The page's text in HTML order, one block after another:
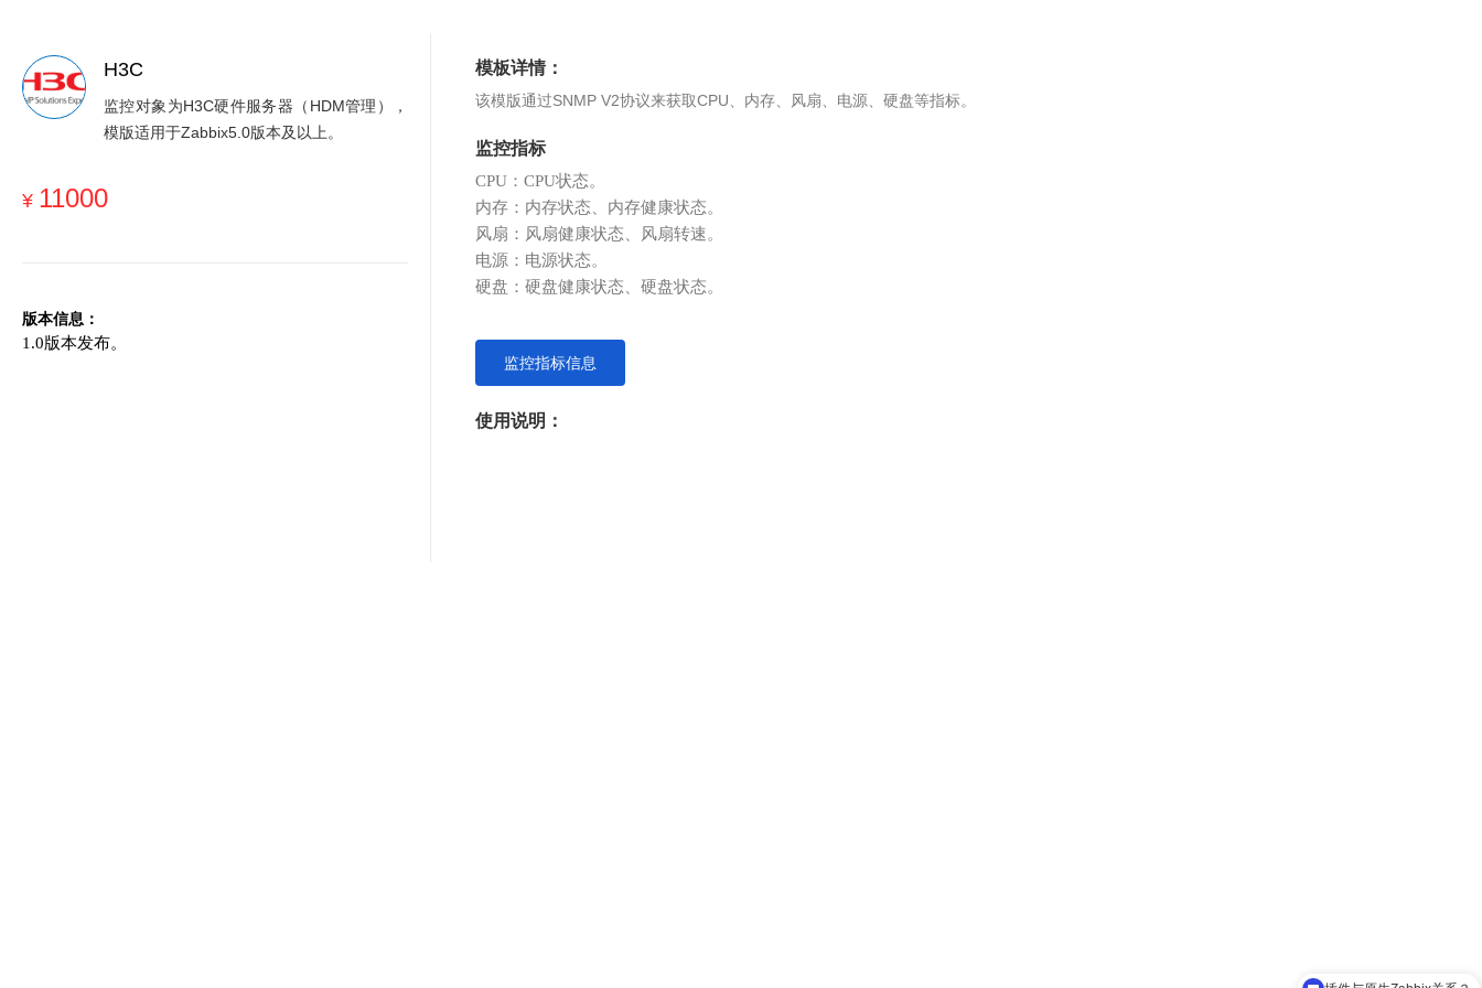
H3C
监控对象为H3C硬件服务器（HDM管理），
模版适用于Zabbix5.0版本及以上。
¥ 11000
版本信息：
1.0版本发布。
模板详情：
该模版通过SNMP V2协议来获取CPU、内存、风扇、电源、硬盘等指标。
监控指标
CPU ： CPU状态。
内存：内存状态、内存健康状态。
风扇：风扇健康状态、风扇转速。
电源：电源状态。
硬盘：硬盘健康状态、硬盘状态。
监控指标信息
使用说明：